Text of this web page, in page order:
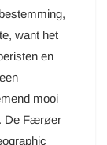
want het
en
mooi
De Færøer